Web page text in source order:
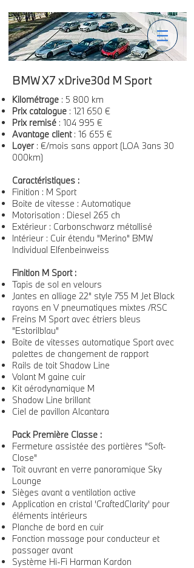
BMW X7 xDrive30d M Sport
Kilométrage : 5 800 km
Prix catalogue : 121 650 €
Prix remisé : 104 995 €
Avantage client: 16 655 €
Loyer : €/mois sans apport (LOA 3ans 30
000km)
Caractéristiques :
Finition : M Sport
Boite de vitesse : Automatique
Motorisation : Diesel 265 ch
Extérieur : Carbonschwarz métallisé
Intérieur : Cuir étendu "Merino" BMW
Individual Elfenbeinweiss
Finition M Sport :
Tapis de sol en velours
Jantes en alliage 22" style 755 M Jet Black
rayons en V pneumatiques mixtes /RSC
Freins M Sport avec étriers bleus
"Estorilblau"
Boite de vitesses automatique Sport avec
palettes de changement de rapport
Rails de toit Shadow Line
Volant M gaine cuir
Kit aérodynamique M
Shadow Line brillant
Ciel de pavillon Alcantara
Pack Première Classe :
Fermeture assistée des portières "Soft-
Close"
Toit ouvrant en verre panoramique Sky
Lounge
Sièges avant a ventilation active
Application en cristal 'CraftedClarity' pour
éléments intérieurs
Planche de bord en cuir
Fonction massage pour conducteur et
passager avant
Système Hi-Fi Harman Kardon